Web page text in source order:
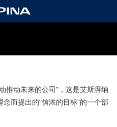
推动未来的公司"，这是艾斯湃纳
而提出的"信浓的目标"的一个部